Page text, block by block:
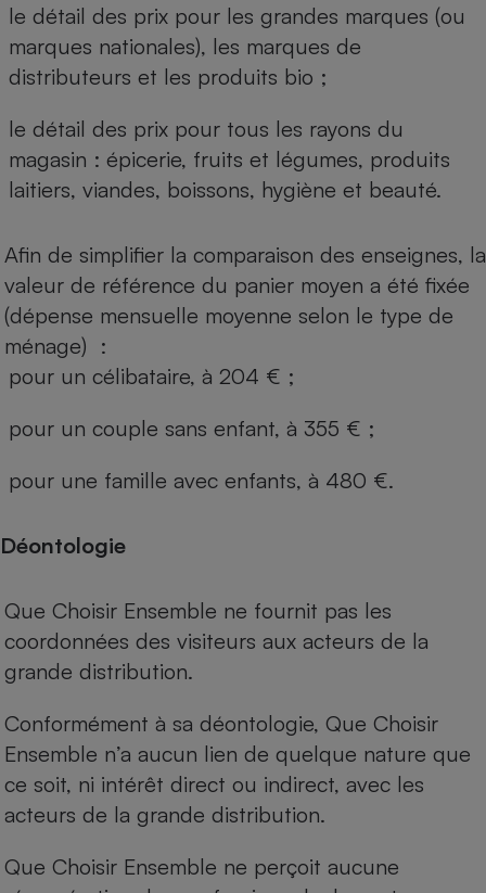
le détail des prix pour les grandes marques (ou
marques nationales), les marques de
distributeurs et les produits bio ;
le détail des prix pour tous les rayons du
magasin : épicerie, fruits et légumes, produits
laitiers, viandes, boissons, hygiène et beauté.
Afin de simplifier la comparaison des enseignes, la
valeur de référence du panier moyen a été fixée
(dépense mensuelle moyenne selon le type de
ménage) :
pour un célibataire, à 204 € ;
pour un couple sans enfant, à 355 € ;
pour une famille avec enfants, à 480 €.
Déontologie
Que Choisir Ensemble ne fournit pas les
coordonnées des visiteurs aux acteurs de la
grande distribution.
Conformément à sa déontologie, Que Choisir
Ensemble n’a aucun lien de quelque nature que
ce soit, ni intérêt direct ou indirect, avec les
acteurs de la grande distribution.
Que Choisir Ensemble ne perçoit aucune